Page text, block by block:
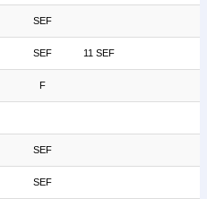
SEF
SEF 11 SEF
F
SEF
SEF